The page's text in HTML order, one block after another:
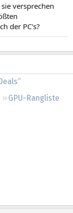
GPU-Rangliste
versprechen
der PC's?